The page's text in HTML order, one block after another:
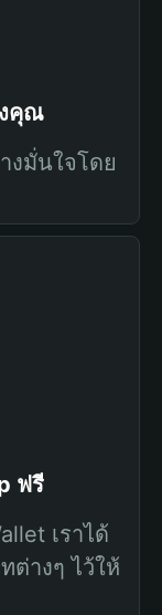
งคุณ
งมั่นใจโดย
ฟรี
เราได้
ต่างๆ ไว้ให้